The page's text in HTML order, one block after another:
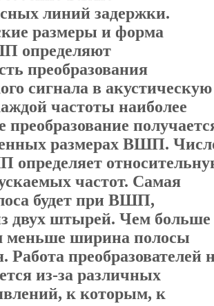
линий задержки.
размеры и форма
определяют
преобразования
сигнала в акустическую
частоты наиболее
преобразование
размерах ВШП.
частот. Самая
будет при ВШП,
двух штырей. Чем больше
меньше ширина полосы
Работа преобразователей
из-за различных
к которым, к